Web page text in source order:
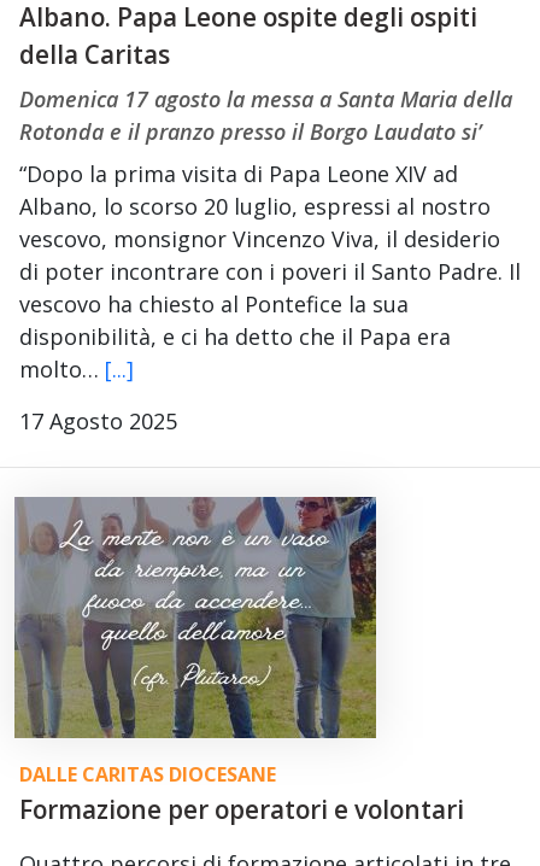
Albano. Papa Leone ospite degli ospiti
della Caritas
Domenica 17 agosto la messa a Santa Maria della
Rotonda e il pranzo presso il Borgo Laudato si’
“Dopo la prima visita di Papa Leone XIV ad
Albano, lo scorso 20 luglio, espressi al nostro
vescovo, monsignor Vincenzo Viva, il desiderio
di poter incontrare con i poveri il Santo Padre. Il
vescovo ha chiesto al Pontefice la sua
disponibilità, e ci ha detto che il Papa era
molto… [...]
17 Agosto 2025
DALLE CARITAS DIOCESANE
Formazione per operatori e volontari